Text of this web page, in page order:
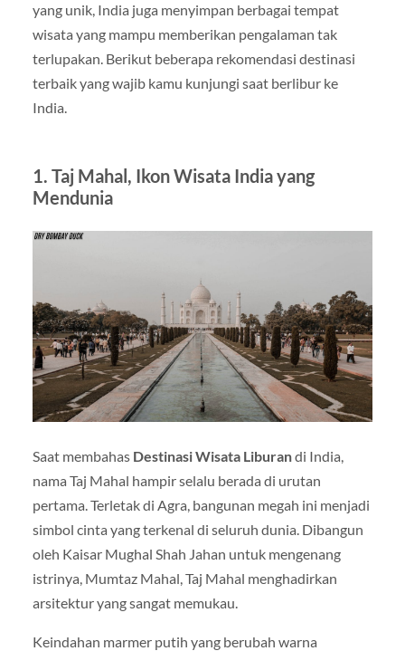
yang unik, India juga menyimpan berbagai tempat
wisata yang mampu memberikan pengalaman tak
terlupakan. Berikut beberapa rekomendasi destinasi
terbaik yang wajib kamu kunjungi saat berlibur ke
India.
1. Taj Mahal, Ikon Wisata India yang
Mendunia
Saat membahas Destinasi Wisata Liburandi India,
nama Taj Mahal hampir selalu berada di urutan
pertama. Terletak di Agra , bangunan megah ini menjadi
simbol cinta yang terkenal di seluruh dunia. Dibangun
oleh Kaisar Mughal Shah Jahan untuk mengenang
istrinya, Mumtaz Mahal, Taj Mahal menghadirkan
arsitektur yang sangat memukau.
Keindahan marmer putih yang berubah warna